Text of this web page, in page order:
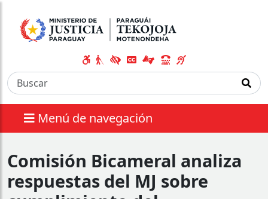
Menú de navegación
Comisión Bicameral analiza
respuestas del MJ sobre